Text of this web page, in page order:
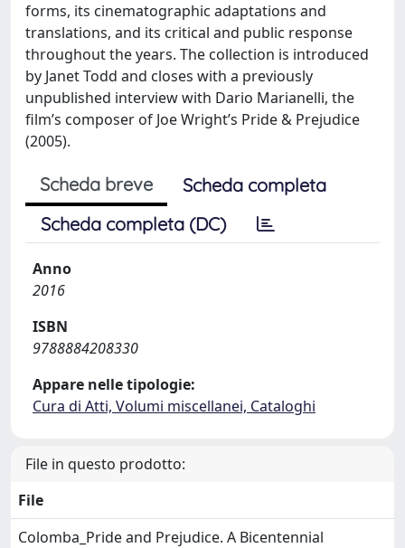
forms, its cinematographic adaptations and
translations, and its critical and public response
throughout the years. The collection is introduced
by Janet Todd and closes with a previously
unpublished interview with Dario Marianelli, the
film’s composer of Joe Wright’s Pride & Prejudice
(2005).
Scheda breve
Scheda completa
Scheda completa (DC)
Anno
2016
ISBN
9788884208330
Appare nelle tipologie:
Cura di Atti, Volumi miscellanei, Cataloghi
File in questo prodotto:
File
Colomba_Pride and Prejudice. A Bicentennial